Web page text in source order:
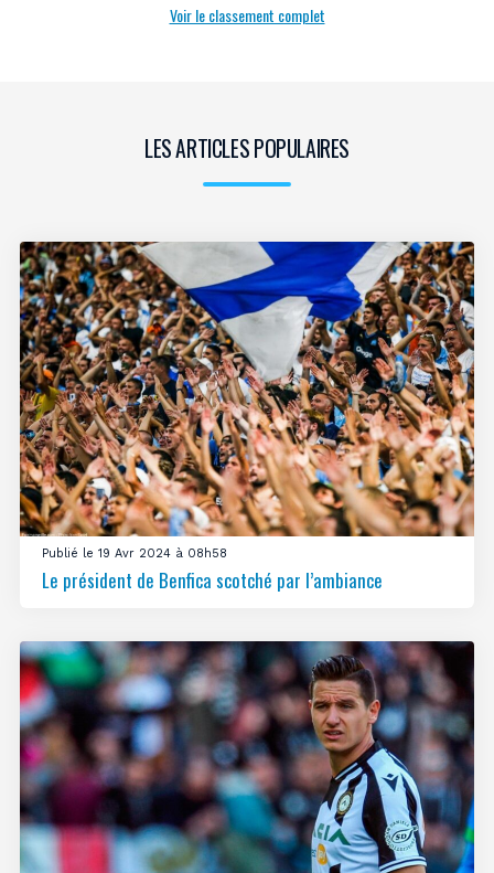
Voir le classement complet
LES ARTICLES POPULAIRES
Publié le 19 Avr 2024 à 08h58
Le président de Benfica scotché par l’ambiance